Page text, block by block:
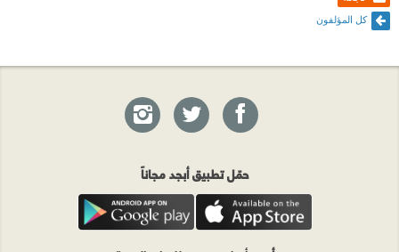
كل المؤلفون
حمّل تطبيق أبجد مجاناً